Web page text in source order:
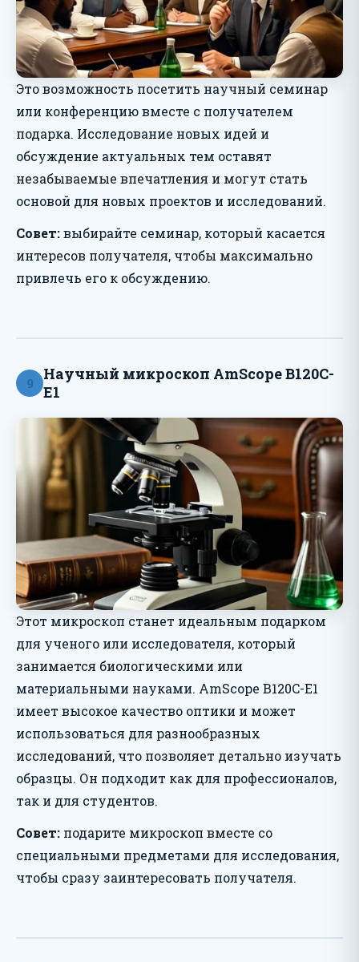
Это возможность посетить научный семинар
или конференцию вместе с получателем
подарка. Исследование новых идей и
обсуждение актуальных тем оставят
незабываемые впечатления и могут стать
основой для новых проектов и исследований.
Совет:выбирайте семинар, который касается
интересов получателя, чтобы максимально
привлечь его к обсуждению.
9
Научный микроскоп AmScope B120C-
E1
Этот микроскоп станет идеальным подарком
для ученого или исследователя, который
занимается биологическими или
материальными науками. AmScope B120C-E1
имеет высокое качество оптики и может
использоваться для разнообразных
исследований, что позволяет детально изучать
образцы. Он подходит как для профессионалов,
так и для студентов.
Совет: подарите микроскоп вместе со
специальными предметами для исследования,
чтобы сразу заинтересовать получателя.